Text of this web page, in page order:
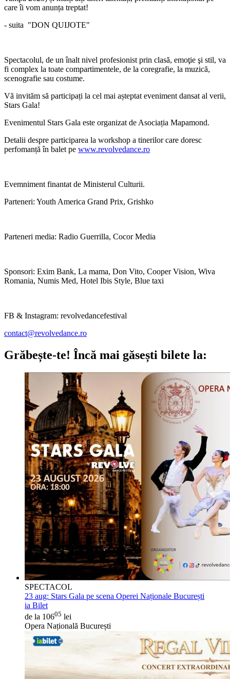
care îi vom anunța treptat!
- suita "DON QUIJOTE"
Spectacolul, de un înalt nivel profesionist prin clasă, emoţie şi stil, va
fi complex la toate compartimentele, de la coregrafie, la muzică,
scenografie sau costume.
Vă invităm să participați la cel mai așteptat eveniment dansat al verii,
Stars Gala!
Evenimentul Stars Gala este organizat de Asociația Mapamond.
Detalii despre participarea la workshop a tinerilor care doresc
perfomanță în balet pe www.revolvedance.ro
Evemniment finantat de Ministerul Culturii.
Parteneri: Youth America Grand Prix, Grishko
Parteneri media: Radio Guerrilla, Cocor Media
Sponsori: Exim Bank, La mama, Don Vito, Cooper Vision, Wiva
Romania, Numis Med, Hotel Ibis Style, Blue taxi
FB & Instagram: revolvedancefestival
contact@revolvedance.ro
Grăbește-te! Încă mai găsești bilete la:
SPECTACOL
23 aug: Stars Gala pe scena Operei Naționale București
ia Bilet
de la 10605 lei
Opera Națională București